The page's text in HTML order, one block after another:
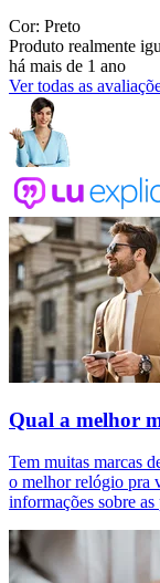
Cor: Preto
Produto realmente
há mais de 1 ano
Ver todas as
Qual a melhor
Tem muitas marcas
o melhor relógio pra
informações sobre